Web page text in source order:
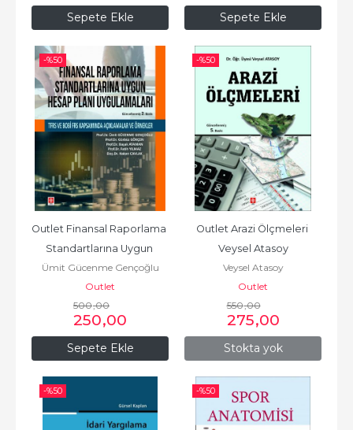
Sepete Ekle Sepete Ekle
-%50
Sepete Ekle
Outlet Finansal Raporlama
Standartlarına Uygun
Hesap Planı Uygulamaları...
Ümit Gücenme Gençoğlu
Outlet
500,00
250,00
-%50
Stokta yok
Outlet Arazi Ölçmeleri
Veysel Atasoy
Veysel Atasoy
Outlet
550,00
275,00
-%50 -%50